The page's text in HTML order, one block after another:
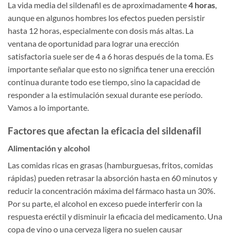
La vida media del sildenafil es de aproximadamente4 horas
aunque en algunos hombres los efectos pueden persistir
hasta 12 horas, especialmente con dosis más altas. La
ventana de oportunidad para lograr una erección
satisfactoria suele ser de 4 a 6 horas después de la toma. Es
importante señalar que esto no significa tener una erección
continua durante todo ese tiempo, sino la capacidad de
responder a la estimulación sexual durante ese período.
Vamos a lo importante.
Factores que afectan la eficacia del sildenafil
Alimentación y alcohol
Las comidas ricas en grasas (hamburguesas, fritos, comidas
rápidas) pueden retrasar la absorción hasta en 60 minutos y
reducir la concentración máxima del fármaco hasta un 30%.
Por su parte, el alcohol en exceso puede interferir con la
respuesta eréctil y disminuir la eficacia del medicamento. Una
copa de vino o una cerveza ligera no suelen causar